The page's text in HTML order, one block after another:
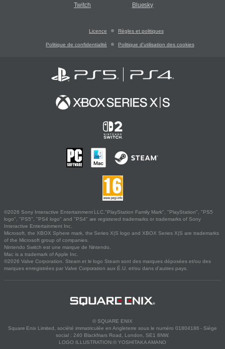
Twitch Bluesky
Licence Règles et politiques
Politique de confidentialité Politique d'utilisation des cookies
©2026 Sony Interactive Entertainment LLC."PlayStation Family Mark", "PlayStation", "PS5
logo", "PS5", "PS4 logo" and "PS4" are registered trademarks or trademarks of Sony
Interactive Entertainment Inc.
Microsoft, the XBOX Sphere mark, the Series X|S logo and XBOX Series X|S are trademarks
of the Microsoft group of companies.
Nintendo Switch est une marque de Nintendo.
Mac is a trademark of Apple Inc.
©2026 Valve Corporation. Steam et le logo Steam sont des marques déposées et/ou des
marques enregistrées par Valve Corporation aux É.U. et/ou dans d'autres pays.
© SQUARE ENIX
Square Enix Limited, société immatriculée en Angleterre sous le numéro 01804186 - Siège
social : 240 Blackfriars Road, London, SE1 8NW.
LOGO ILLUSTRATION:© YOSHITAKA AMANO